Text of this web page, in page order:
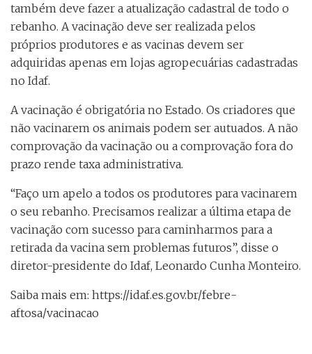
também deve fazer a atualização cadastral de todo o
rebanho. A vacinação deve ser realizada pelos
próprios produtores e as vacinas devem ser
adquiridas apenas em lojas agropecuárias cadastradas
no Idaf.
A vacinação é obrigatória no Estado. Os criadores que
não vacinarem os animais podem ser autuados. A não
comprovação da vacinação ou a comprovação fora do
prazo rende taxa administrativa.
“Faço um apelo a todos os produtores para vacinarem
o seu rebanho. Precisamos realizar a última etapa de
vacinação com sucesso para caminharmos para a
retirada da vacina sem problemas futuros”, disse o
diretor-presidente do Idaf, Leonardo Cunha Monteiro.
Saiba mais em: https://idaf.es.gov.br/febre-
aftosa/vacinacao